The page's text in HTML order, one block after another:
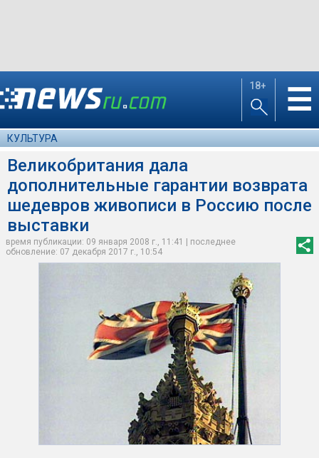
18+ ☰
КУЛЬТУРА
Великобритания дала
дополнительные гарантии возврата
шедевров живописи в Россию после
выставки
время публикации: 09 января 2008 г., 11:41 | последнее
обновление: 07 декабря 2017 г., 10:54